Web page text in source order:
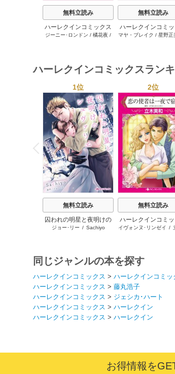
無料立読み
ハーレクインコミックス
セット 2026年 vol.1064
ジーニー･ロンドン / 橘花夜 /
無料立読み
ハーレクインコミ
セット 2026年
マヤ・ブレイク / 星野正
ハーレクインコミックスラン
P
r
e
v
i
o
u
s
1位
無料立読み
囚われの明星と夜明けの
シュヴァリエ
ジョー･リー / Sachiyo
2位
無料立読み
ハーレクインコミ
セット 2026年
イヴォンヌ･リンゼイ /
同じジャンルの本を探す
ハーレクインコミックス > ハーレクインコミッ
ハーレクインコミックス > 藤丸浩子
ハーレクインコミックス > ジェシカ･ハート
ハーレクインコミックス > ハーレクイン
ハーレクインコミックス > ハーレクイン
お得情報を